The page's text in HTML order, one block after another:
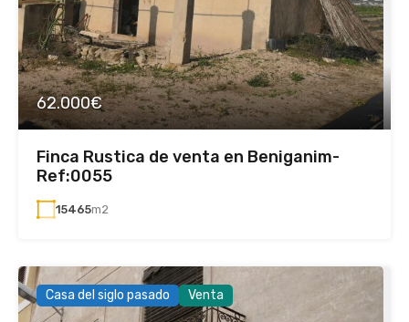
62.000€
Finca Rustica de venta en Beniganim-
Ref:0055
15465m2
Casa del siglo pasado Venta